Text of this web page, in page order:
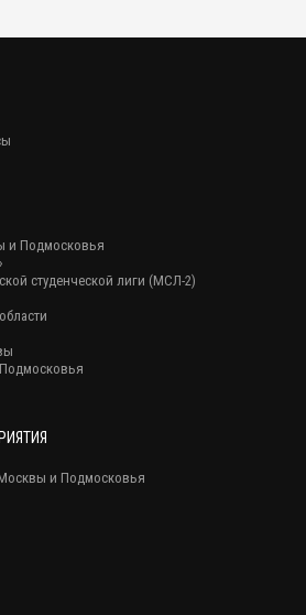
и Подмосковья
студенческой лиги (МСЛ-2)
и Подмосковья